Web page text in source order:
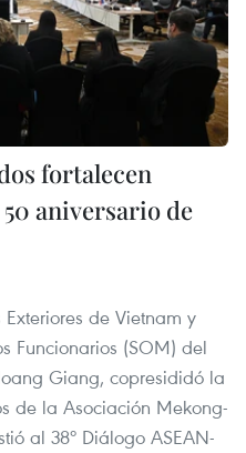
fortalecen
aniversario de
de Vietnam y
Funcionarios (SOM) del
Giang, copresididó la
de la Asociación Mekong-
al 38º Diálogo ASEAN-